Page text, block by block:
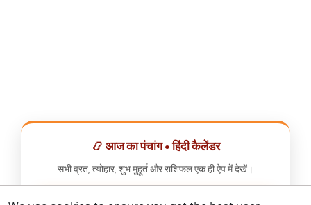
📿 आज का पंचांग • हिंदी कैलेंडर
सभी व्रत, त्योहार, शुभ मुहूर्त और राशिफल एक ही ऐप में देखें।